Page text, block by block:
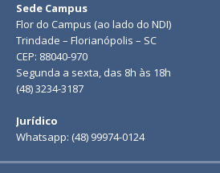
Sede Campus
Flor do Campus (ao lado do NDI)
Trindade – Florianópolis – SC
CEP: 88040-970
Segunda a sexta, das 8h às 18h
(48) 3234-3187
Jurídico
Whatsapp: (48) 99974-0124